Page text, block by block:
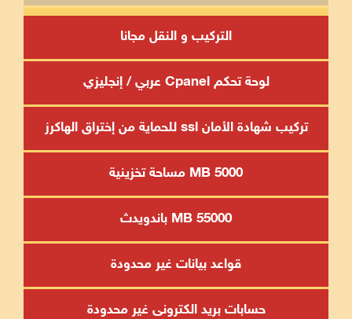
التركيب و النقل مجانا
لوحة تحكم Cpanel عربي / إنجليزي
تركيب شهادة الأمان ssl للحماية من إختراق الهاكرز
5000 MB مساحة تخزينية
55000 MB باندويدث
قواعد بيانات غير محدودة
حسابات بريد الكترونى غير محدودة